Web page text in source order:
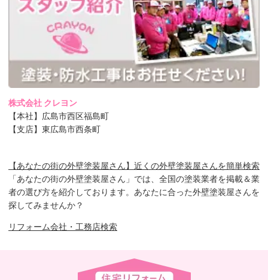
株式会社 クレヨン
【本社】広島市西区福島町
【支店】東広島市西条町
【あなたの街の外壁塗装屋さん】近くの外壁塗装屋さんを簡単検索
「あなたの街の外壁塗装屋さん」では、全国の塗装業者を掲載＆業
者の選び方を紹介しております。あなたに合った外壁塗装屋さんを
探してみませんか？
リフォーム会社・工務店検索